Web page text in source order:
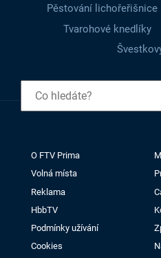
Pěstování lichořeřišnice
Tvarohové knedlíky
O FTV Prima
Volná místa
Reklama
HbbTV
Podmínky užívání
Cookies